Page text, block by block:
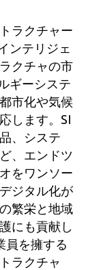
ラクチャー
ンテリジェ
クチャの市
ギーシステ
市化や気候
します。SI
、システ
、エンドツ
をワンソー
ジタル化が
繁栄と地域
にも貢献し
員を擁する
ラクチャ